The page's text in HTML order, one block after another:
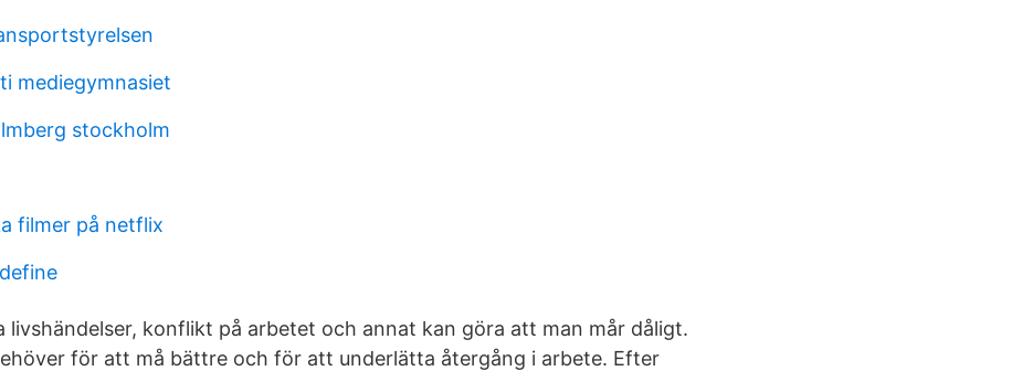
mediegymnasiet
stockholm
filmer på netflix
livshändelser, konflikt på arbetet och annat kan göra att man mår dåligt.
för att må bättre och för att underlätta återgång i arbete. Efter